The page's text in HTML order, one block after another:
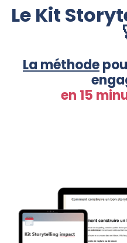
Le Kit
La méthode
en 15